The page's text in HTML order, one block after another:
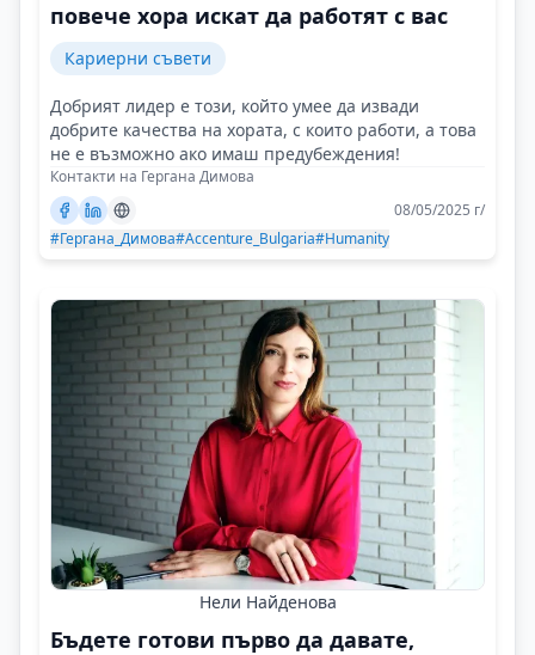
повече хора искат да работят с вас
Кариерни съвети
Добрият лидер е този, който умее да извади
добрите качества на хората, с които работи, а това
не е възможно ако имаш предубеждения!
Контакти на Гергана Димова
08/05/2025 г/
#Гергана_Димова#Accenture_Bulgaria#Humanity
Нели Найденова
Бъдете готови първо да давате,